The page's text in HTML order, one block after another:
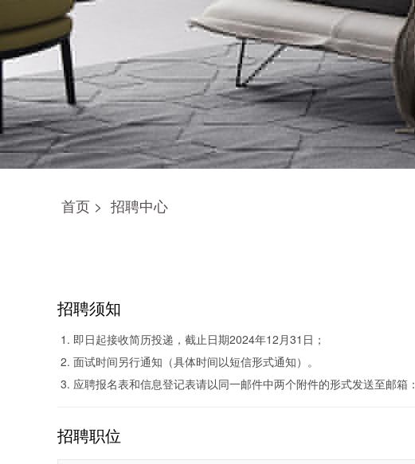
首页 > 招聘中心
招聘须知
即日起接收简历投递，截止日期2024年12月31日；
面试时间另行通知（具体时间以短信形式通知）。
应聘报名表和信息登记表请以同一邮件中两个附件的形式发送至邮箱：
招聘职位